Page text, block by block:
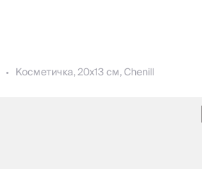
Косметичка, 20х13 см, Chenill